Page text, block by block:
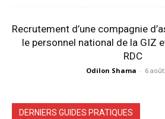
Recrutement d’une compagnie
le personnel national de la GIZ
RDC
Odilon Shama - 6
DERNIERS GUIDES PRATIQUES